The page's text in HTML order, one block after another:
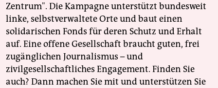
Zentrum". Die Kampagne unterstützt bundesweit
linke, selbstverwaltete Orte und baut einen
solidarischen Fonds für deren Schutz und Erhalt
auf. Eine offene Gesellschaft braucht guten, frei
zugänglichen Journalismus – und
zivilgesellschaftliches Engagement. Finden Sie
auch? Dann machen Sie mit und unterstützen Sie